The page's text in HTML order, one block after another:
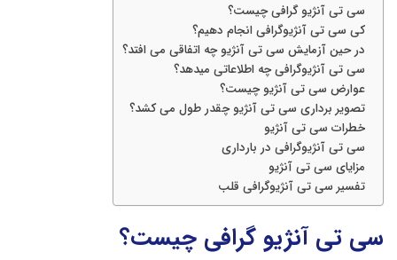
سی تی آنژیو گرافی چیست؟
کی سی تی آنژیوگرافی انجام دهیم؟
در حین آزمایش سی تی آنژیو چه اتفاقی می افتد؟
سی تی آنژیوگرافی چه اطلاعاتی میدهد؟
عوارض سی تی آنژیو چیست؟
تصویر برداری سی تی آنژیو چقدر طول می کشد؟
خطرات سی تی آنژیو
سی تی آنژیوگرافی در بارداری
مزایای سی تی آنژیو
تفسیر سی تی آنژیوگرافی قلب
سی تی آنژیو گرافی چیست؟